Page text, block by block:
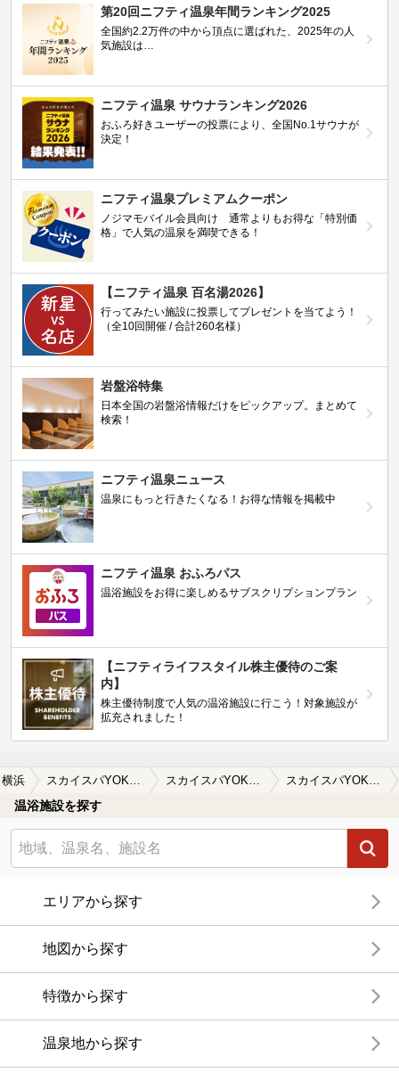
第20回ニフティ温泉年間ランキング2025
全国約2.2万件の中から頂点に選ばれた、2025年の人
気施設は…
ニフティ温泉 サウナランキング2026
おふろ好きユーザーの投票により、全国No.1サウナが
決定！
ニフティ温泉プレミアムクーポン
ノジマモバイル会員向け 通常よりもお得な「特別価
格」で人気の温泉を満喫できる！
【ニフティ温泉 百名湯2026】
行ってみたい施設に投票してプレゼントを当てよう！
（全10回開催 / 合計260名様）
岩盤浴特集
日本全国の岩盤浴情報だけをピックアップ。まとめて
検索！
ニフティ温泉ニュース
温泉にもっと行きたくなる！お得な情報を掲載中
ニフティ温泉 おふろパス
温浴施設をお得に楽しめるサブスクリプションプラン
【ニフティライフスタイル株主優待のご案
内】
株主優待制度で人気の温浴施設に行こう！対象施設が
拡充されました！
横浜 スカイスパYOKOHAMA（スカイスパヨコハマ） スカイスパYOKOHAMA（スカイスパヨコハマ）の口コミ一覧 スカイスパYOKOHAMA（スカイスパヨコハマ）の口コミ この日はスカイスパヨコハマに行きました…
温浴施設を探す
エリアから探す
地図から探す
特徴から探す
温泉地から探す